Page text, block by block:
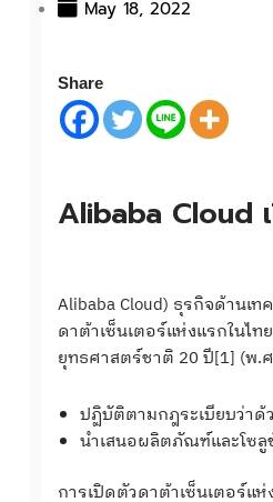
May 18, 2022
Share
Alibaba Cloud
Alibaba Cloud) ธุรกิจด้านเ
ดาต้าเซ็นเตอร์แห่งแรกในไ
ยุทธศาสตร์ชาติ 20 ปี[1] (พ.
ปฏิบัติตามกฎระเบียบว่าด้
นำเสนอผลิตภัณฑ์และโซ
การเปิดตัวดาต้าเซ็นเตอร์แ